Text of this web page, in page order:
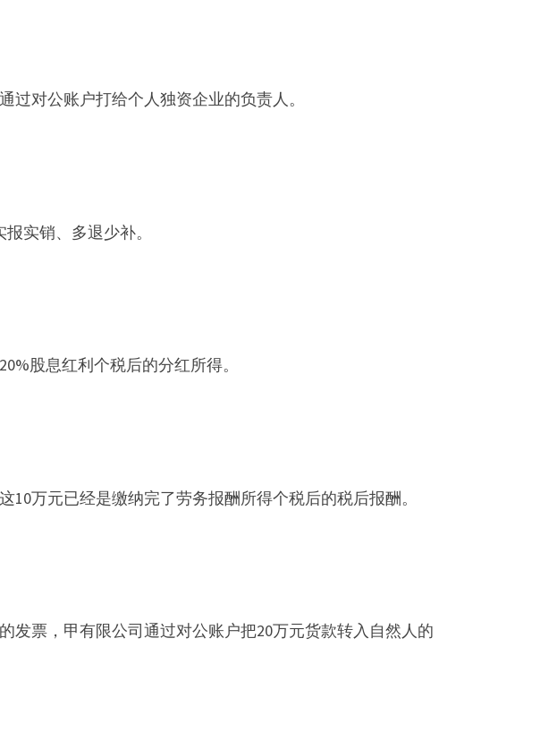
对公账户打给个人独资企业的负责人。
实销、多退少补。
股息红利个税后的分红所得。
万元已经是缴纳完了劳务报酬所得个税后的税后报酬。
发票，甲有限公司通过对公账户把20万元货款转入自然人的